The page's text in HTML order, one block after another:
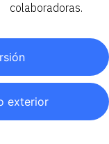
exterior
colaboradoras.